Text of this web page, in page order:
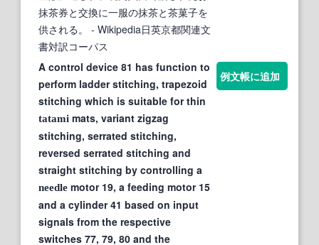
抹茶券と交換に一服の抹茶と茶菓子を
供される。
- Wikipedia日英京都関連文
書対訳コーパス
A control device 81 has function to
perform ladder stitching, trapezoid
stitching which is suitable for thin
tatami mats, variant zigzag
stitching, serrated stitching,
reversed serrated stitching and
straight stitching by controlling a
needle motor 19, a feeding motor 15
and a cylinder 41 based on input
signals from the respective
switches 77, 79, 80 and the
例文帳に追加